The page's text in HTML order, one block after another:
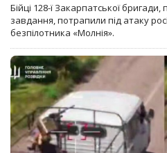
Бійці 128-ї Закарпатської
завдання, потрапили під атаку
безпілотника «Молнія».